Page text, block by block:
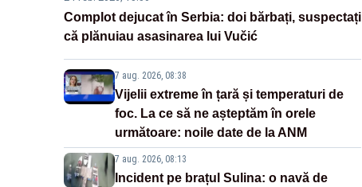
Complot dejucat în Serbia: doi bărbați, suspectați
că plănuiau asasinarea lui Vučić
7 aug. 2026, 08:38
Vijelii extreme în țară și temperaturi de
foc. La ce să ne așteptăm în orele
următoare: noile date de la ANM
7 aug. 2026, 08:13
Incident pe brațul Sulina: o navă de